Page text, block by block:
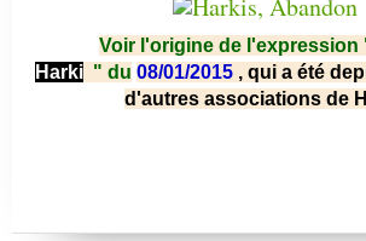
Voir l'origine de l'expression
Harki " du 08/01/2015 , qui a été
d'autres associations de